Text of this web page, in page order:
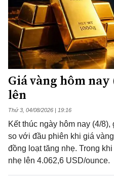
Giá vàng hôm
lên
Thứ 3, 04/08/2026 | 19:16
Kết thúc ngày hôm nay (4/
so với đầu phiên khi giá
đồng loạt tăng nhẹ. Trong
nhẹ lên 4.062,6 USD/ounce.